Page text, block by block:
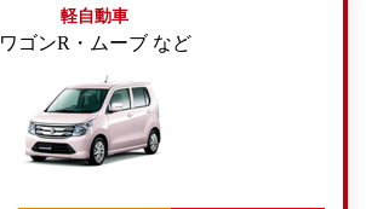
軽自動車
ワゴンR・ムーブ など